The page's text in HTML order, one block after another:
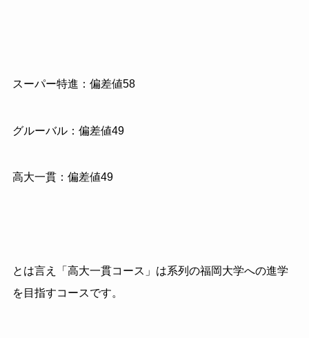
スーパー特進：偏差値58
グルーバル：偏差値49
高大一貫：偏差値49
とは言え「高大一貫コース」は系列の福岡大学への進学
を目指すコースです。